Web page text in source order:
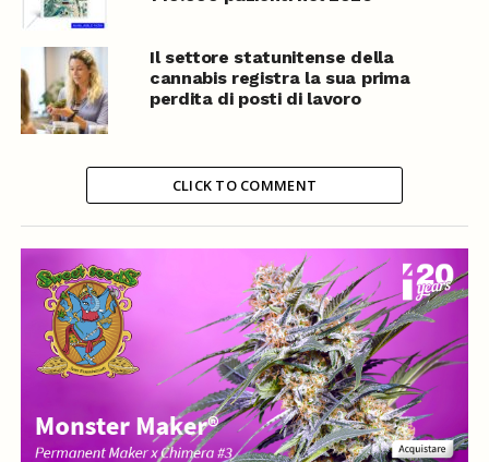
Il settore statunitense della
cannabis registra la sua prima
perdita di posti di lavoro
CLICK TO COMMENT